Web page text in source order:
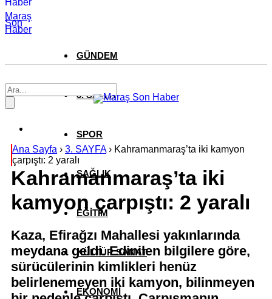
Maraş
Son
Haber
GÜNDEM
3. SAYFA
SPOR
SAĞLIK
EĞİTİM
KÜLTÜR SANAT
EKONOMİ
Ana Sayfa › 3. SAYFA› Kahramanmaraş’ta iki kamyon
çarpıştı: 2 yaralı
Kahramanmaraş’ta iki
kamyon çarpıştı: 2 yaralı
Kaza, Efirağzı Mahallesi yakınlarında
meydana geldi. Edinilen bilgilere göre,
sürücülerinin kimlikleri henüz
belirlenemeyen iki kamyon, bilinmeyen